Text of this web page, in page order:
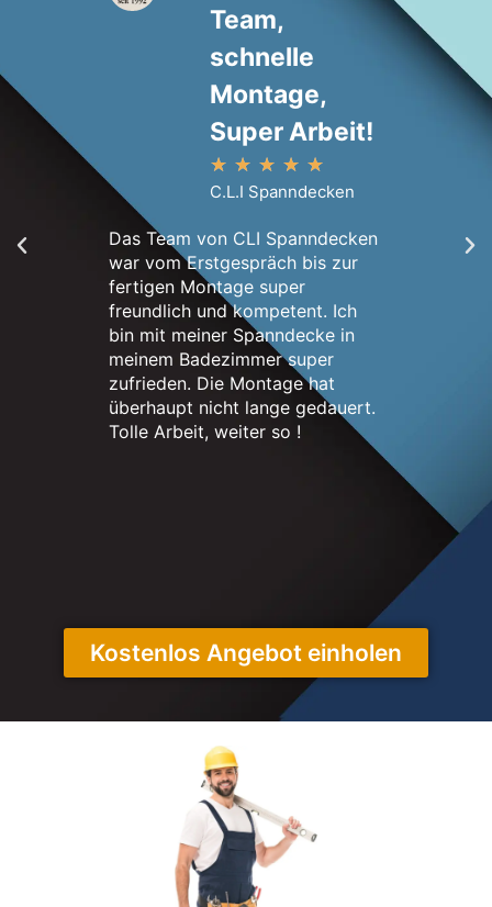
Team,
schnelle
Montage,
Super Arbeit!
★ ★ ★ ★ ★
C.L.I Spanndecken
Das Team von CLI Spanndecken
war vom Erstgespräch bis zur
fertigen Montage super
freundlich und kompetent. Ich
bin mit meiner Spanndecke in
meinem Badezimmer super
zufrieden. Die Montage hat
überhaupt nicht lange gedauert.
Tolle Arbeit, weiter so !
Kostenlos Angebot einholen